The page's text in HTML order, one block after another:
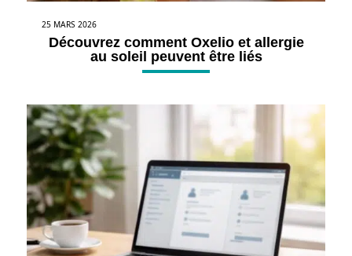
25 MARS 2026
Découvrez comment Oxelio et allergie
au soleil peuvent être liés